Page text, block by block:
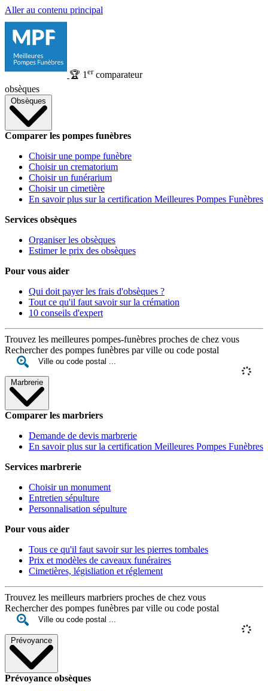
Aller au contenu principal
🏆 1 ercomparateur
obsèques
Obsèques
Comparer les pompes funèbres
Choisir une pompe funèbre
Choisir un crematorium
Choisir un funérarium
Choisir un cimetière
En savoir plus sur la certification Meilleures Pompes Funèbres
Services obsèques
Organiser les obsèques
Estimer le prix des obsèques
Pour vous aider
Qui doit payer les frais d'obsèques ?
Tout ce qu'il faut savoir sur la crémation
10 conseils d'expert
Trouvez les meilleures pompes-funèbres proches de chez vous
Rechercher des pompes funèbres par ville ou code postal
Marbrerie
Comparer les marbriers
Demande de devis marbrerie
En savoir plus sur la certification Meilleures Pompes Funèbres
Services marbrerie
Choisir un monument
Entretien sépulture
Personnalisation sépulture
Pour vous aider
Tous ce qu'il faut savoir sur les pierres tombales
Prix et modèles de caveaux funéraires
Cimetières, législiation et réglement
Trouvez les meilleurs marbriers proches de chez vous
Rechercher des pompes funèbres par ville ou code postal
Prévoyance
Prévoyance obsèques